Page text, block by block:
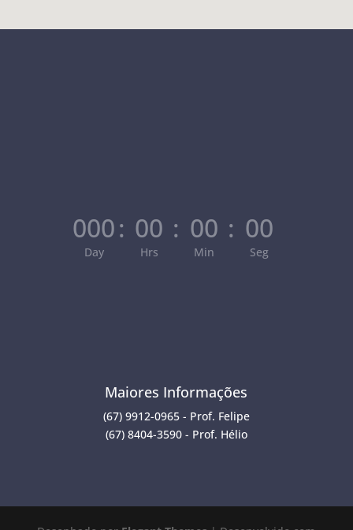
000
Day
: 00
Hrs
: 00
Min
: 00
Seg
Maiores Informações
(67) 9912-0965 - Prof. Felipe
(67) 8404-3590 - Prof. Hélio